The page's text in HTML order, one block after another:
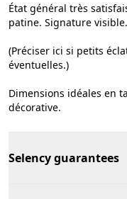
État général très
patine. Signature visible.
(Préciser ici si petits
éventuelles.)
Dimensions idéales en
décorative.
Selency guarantees